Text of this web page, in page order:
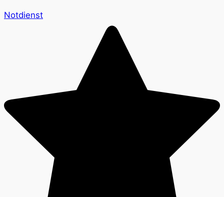
Notdienst